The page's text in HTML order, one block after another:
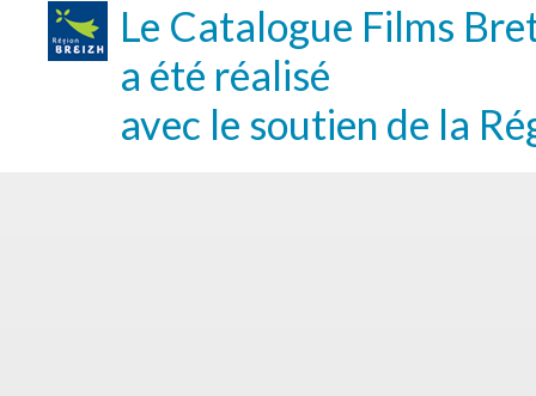
Le Catalogue Films
a été réalisé
avec le soutien de la